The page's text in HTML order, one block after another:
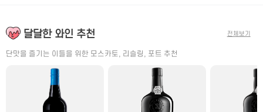
전체보기
달달한 와인 추천
단맛을 즐기는 이들을 위한 모스카토, 리슬링, 포트 추천